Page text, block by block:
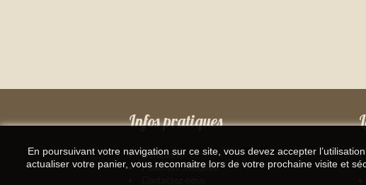
En poursuivant votre navigation sur ce site, vous devez accepter
actualiser votre panier, vous reconnaitre lors de votre prochaine visite et
Infos pratiques
Livraisons
Paiement sécurisé